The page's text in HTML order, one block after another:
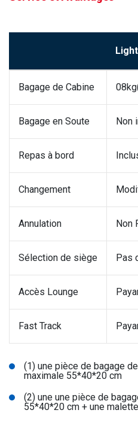
Light
Bagage de Cabine
Bagage en Soute Non
Repas à bord
Changement
Annulation Non
Sélection de siège Pas
Accès Lounge
Fast Track
(1) une pièce de bagage
maximale 55*40*20 cm
(2) une une pièce de
55*40*20 cm + une